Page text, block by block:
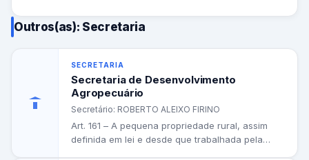
Outros(as): Secretaria
SECRETARIA
Secretaria de Desenvolvimento
Agropecuário
Secretário: ROBERTO ALEIXO FIRINO
Art. 161 – A pequena propriedade rural, assim
definida em lei e desde que trabalhada pela